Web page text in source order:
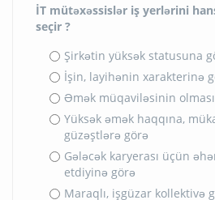
İT mütəxəssislər iş yerlərini
seçir ?
Şirkətin yüksək statusuna
İşin, layihənin xarakterinə
Əmək müqaviləsinin
Yüksək əmək haqqına,
güzəştlərə görə
Gələcək karyerası üçün
etdiyinə görə
Maraqlı, işgüzar kollektivə